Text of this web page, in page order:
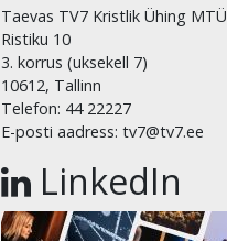
Taevas TV7 Kristlik Ühing MTÜ
Ristiku 10
3. korrus (uksekell 7)
10612, Tallinn
Telefon: 44 22227
E-posti aadress: tv7@tv7.ee
LinkedIn